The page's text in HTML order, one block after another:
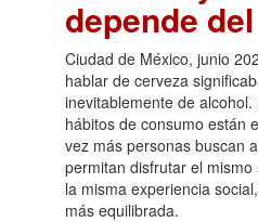
depende
Ciudad de México, junio
hablar de cerveza
inevitablemente de
hábitos de consumo están
vez más personas buscan
permitan disfrutar el
la misma experiencia
más equilibrada.